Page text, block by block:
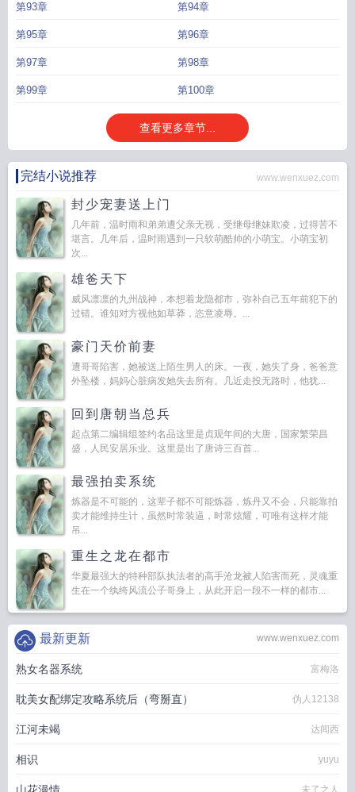
第93章 第94章
第95章 第96章
第97章 第98章
第99章 第100章
查看更多章节...
完结小说推荐 www.wenxuez.com
封少宠妻送上门
几年前，温时雨和弟弟遭父亲无视，受继母继妹欺凌，过得苦不
堪言。几年后，温时雨遇到一只软萌酷帅的小萌宝。小萌宝初
次...
雄爸天下
威风凛凛的九州战神，本想着龙隐都市，弥补自己五年前犯下的
过错。谁知对方视他如草莽，恣意凌辱。...
豪门天价前妻
遭哥哥陷害，她被送上陌生男人的床。一夜，她失了身，爸爸意
外坠楼，妈妈心脏病发她失去所有。几近走投无路时，他犹...
回到唐朝当总兵
起点第二编辑组签约名品这里是贞观年间的大唐，国家繁荣昌
盛，人民安居乐业。这里是出了唐诗三百首...
最强拍卖系统
炼器是不可能的，这辈子都不可能炼器，炼丹又不会，只能靠拍
卖才能维持生计，虽然时常装逼，时常炫耀，可唯有这样才能
吊...
重生之龙在都市
华夏最强大的特种部队执法者的高手沧龙被人陷害而死，灵魂重
生在一个纨绔风流公子哥身上，从此开启一段不一样的都市...
www.wenxuez.com
最新更新
熟女名器系统 富梅洛
耽美女配绑定攻略系统后（弯掰直） 伪人12138
江河未竭 达闻西
相识 yuyu
未了之人